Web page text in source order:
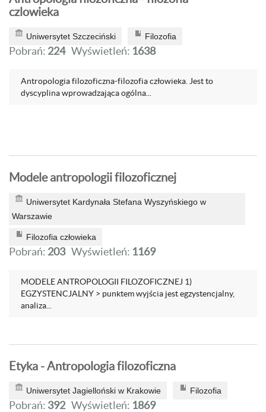
czlowieka
Uniwersytet Szczeciński Filozofia
Pobrań: 224 Wyświetleń: 1638
Antropologia filozoficzna-filozofia człowieka. Jest to
dyscyplina wprowadzająca ogólna...
Modele antropologii filozoficznej
Uniwersytet Kardynała Stefana Wyszyńskiego w
Warszawie
Filozofia człowieka
Pobrań: 203 Wyświetleń: 1169
MODELE ANTROPOLOGII FILOZOFICZNEJ 1)
EGZYSTENCJALNY > punktem wyjścia jest egzystencjalny,
analiza...
Etyka - Antropologia filozoficzna
Uniwersytet Jagielloński w Krakowie Filozofia
Pobrań: 392 Wyświetleń: 1869